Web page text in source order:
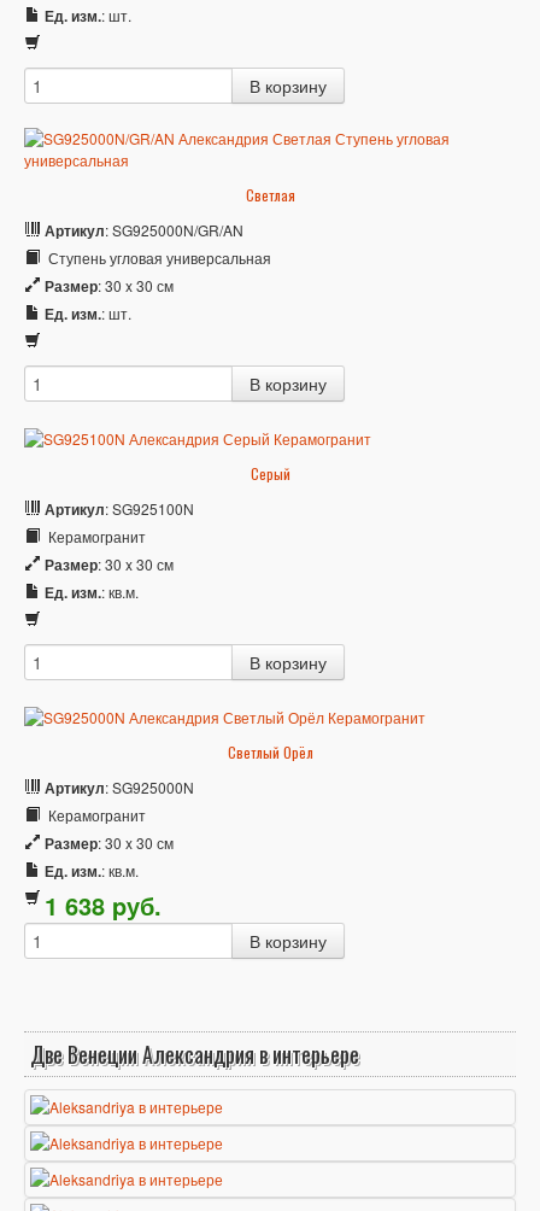
Ед. изм.: шт.
Светлая
Артикул: SG925000N/GR/AN
Ступень угловая универсальная
Размер: 30 x 30 см
Ед. изм.: шт.
Серый
Артикул: SG925100N
Керамогранит
Размер: 30 x 30 см
Ед. изм.: кв.м.
Светлый Орёл
Артикул: SG925000N
Керамогранит
Размер: 30 x 30 см
Ед. изм.: кв.м.
1 638 pуб.
Две Венеции Александрия в интерьере